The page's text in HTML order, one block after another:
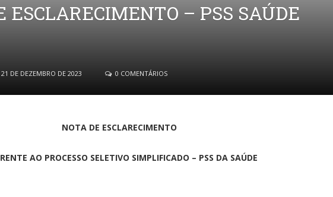
ESCLARECIMENTO – PSS SAÚDE
21 DE DEZEMBRO DE 2023 0 COMENTÁRIOS
NOTA DE ESCLARECIMENTO
AO PROCESSO SELETIVO SIMPLIFICADO – PSS DA SAÚDE